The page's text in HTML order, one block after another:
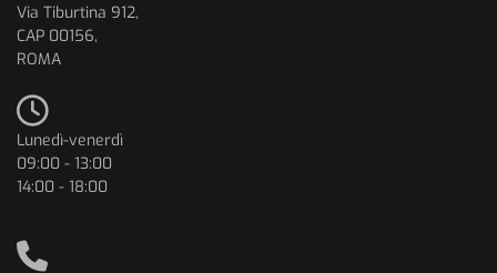
Via Tiburtina 912,
CAP 00156,
ROMA
Lunedì-venerdì
09:00 - 13:00
14:00 - 18:00